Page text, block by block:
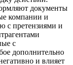
документы
компании и
с претензиями и
с
дополнительно
и влияет